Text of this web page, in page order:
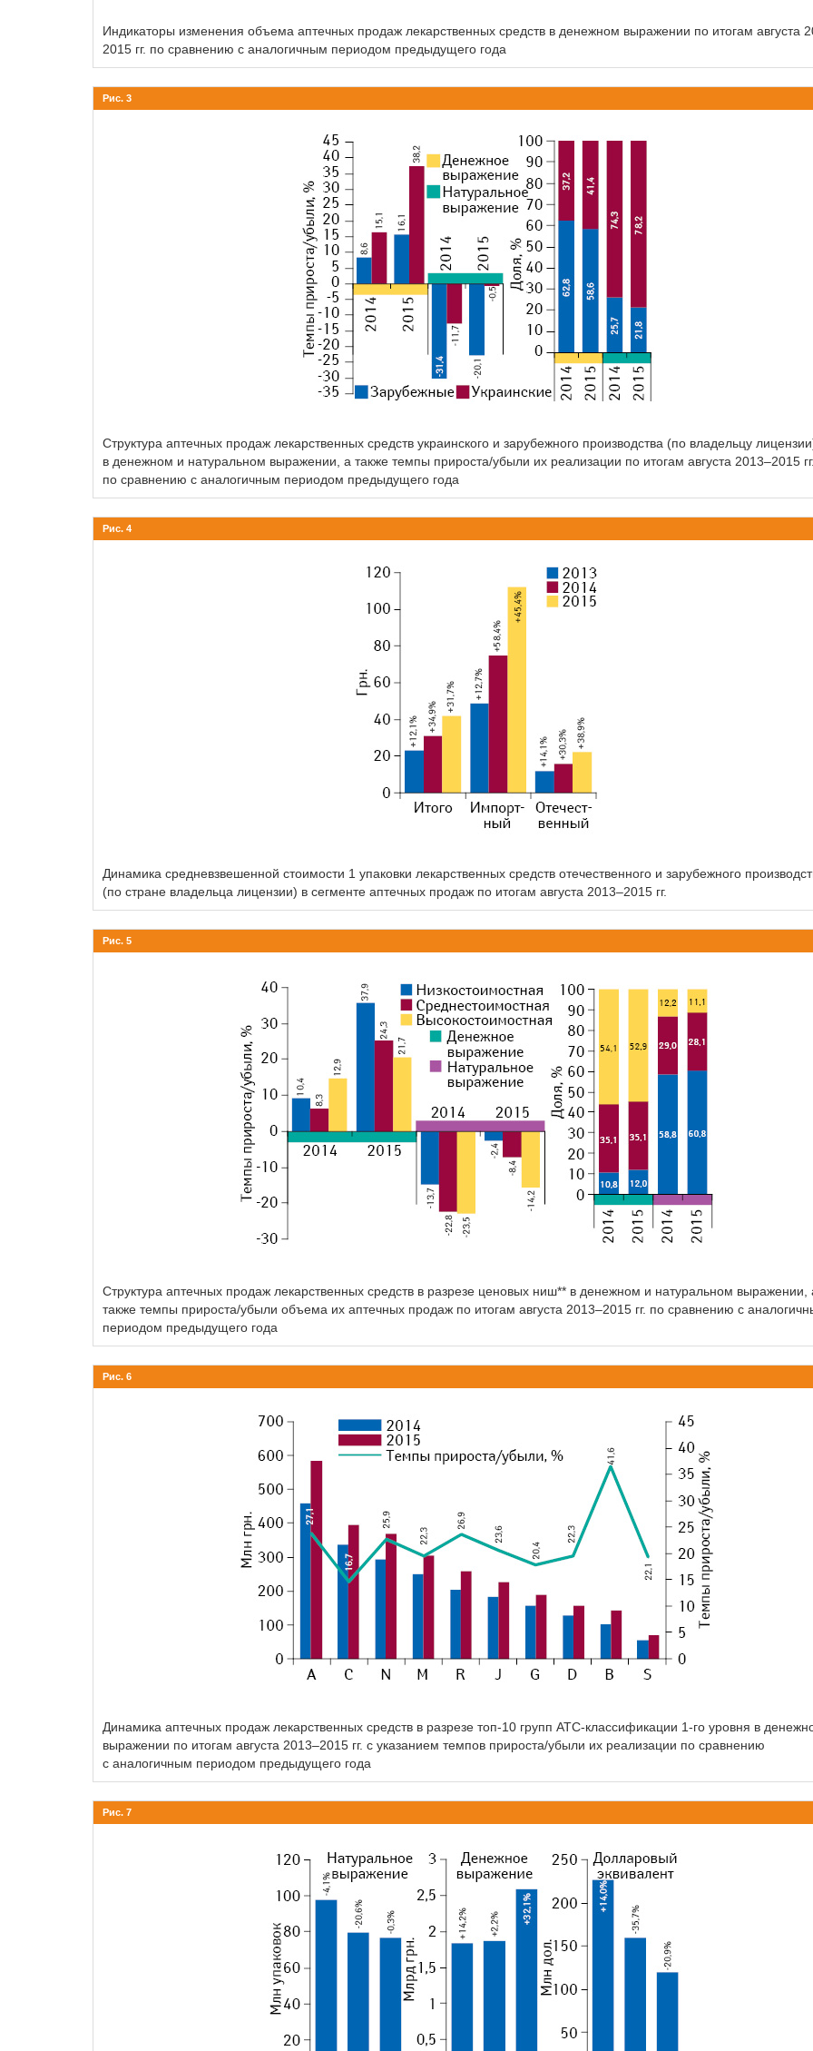
Индикаторы изменения объема аптечных продаж лекарственных средств в денежном выражении по итогам августа
2015 гг. по сравнению с аналогичным периодом предыдущего года
Рис. 3
Структура аптечных продаж лекарственных средств украинского и зарубежного производства (по владельцу
в денежном и натуральном выражении, а также темпы прироста/убыли их реализации по итогам августа 2013–2015
по сравнению с аналогичным периодом предыдущего года
Рис. 4
Динамика средневзвешенной стоимости 1 упаковки лекарственных средств отечественного и зарубежного
(по стране владельца лицензии) в сегменте аптечных продаж по итогам августа 2013–2015 гг.
Рис. 5
Структура аптечных продаж лекарственных средств в разрезе ценовых ниш** в денежном и натуральном выражении,
также темпы прироста/убыли объема их аптечных продаж по итогам августа 2013–2015 гг. по сравнению с
периодом предыдущего года
Рис. 6
Динамика аптечных продаж лекарственных средств в разрезе топ-10 групп АТС-классификации 1-го уровня в
выражении по итогам августа 2013–2015 гг. с указанием темпов прироста/убыли их реализации по сравнению
с аналогичным периодом предыдущего года
Рис. 7